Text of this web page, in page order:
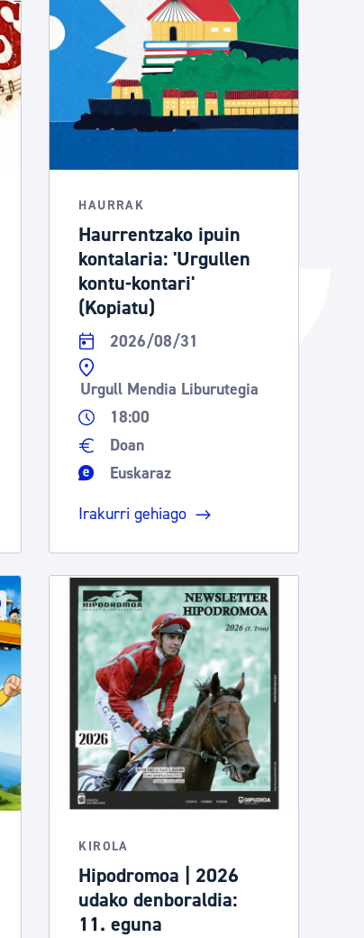
Izapideen katalogoa
Tramitaziorako laguntza
HAURRAK
Haurrentzako ipuin
kontalaria: 'Urgullen
kontu-kontari'
(Kopiatu)
2026/08/31
Urgull Mendia Liburutegia
18:00
Doan
Euskaraz
Irakurri gehiago
KIROLA
Hipodromoa | 2026
udako denboraldia:
11. eguna